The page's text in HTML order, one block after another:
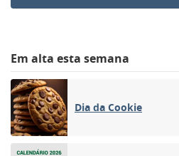
Em alta esta semana
Dia da Cookie